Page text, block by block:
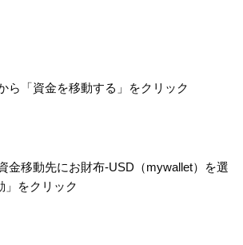
ら「資金を移動する」をクリック
金移動先にお財布-USD（mywallet）を選
」をクリック